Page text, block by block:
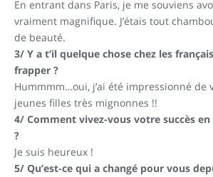
En entrant dans Paris, je me souviens
vraiment magnifique. J’étais tout
de beauté.
3/ Y a t’il quelque chose chez les
frapper ?
Hummmm…oui, j’ai été impressionné de
jeunes filles très mignonnes !!
4/ Comment vivez-vous votre succès en
?
Je suis heureux !
5/ Qu’est-ce qui a changé pour vous